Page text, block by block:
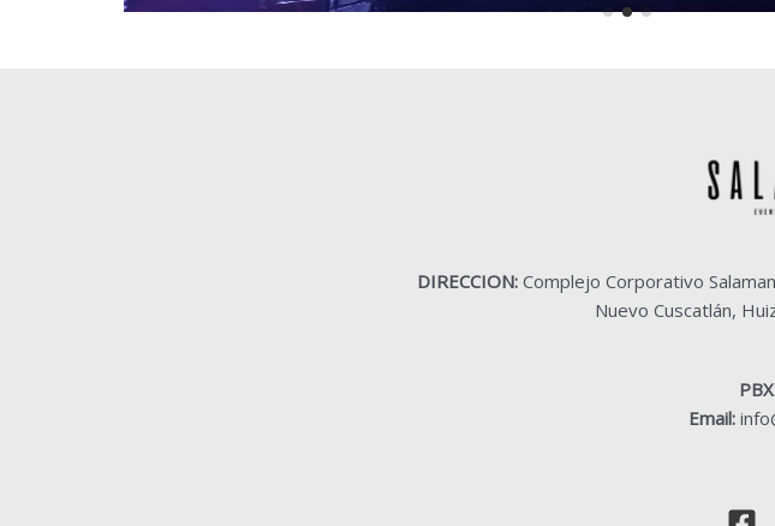
DIRECCION:Complejo Corporativo
Nuevo Cuscatlán,
Email: